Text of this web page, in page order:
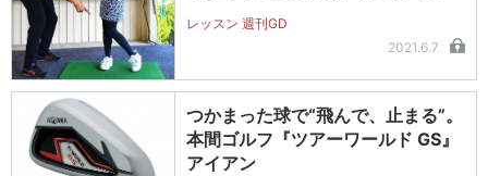
レッスン 週刊GD
2021.6.7
つかまった球で“飛んで、止まる”。
本間ゴルフ『ツアーワールド GS』
アイアン